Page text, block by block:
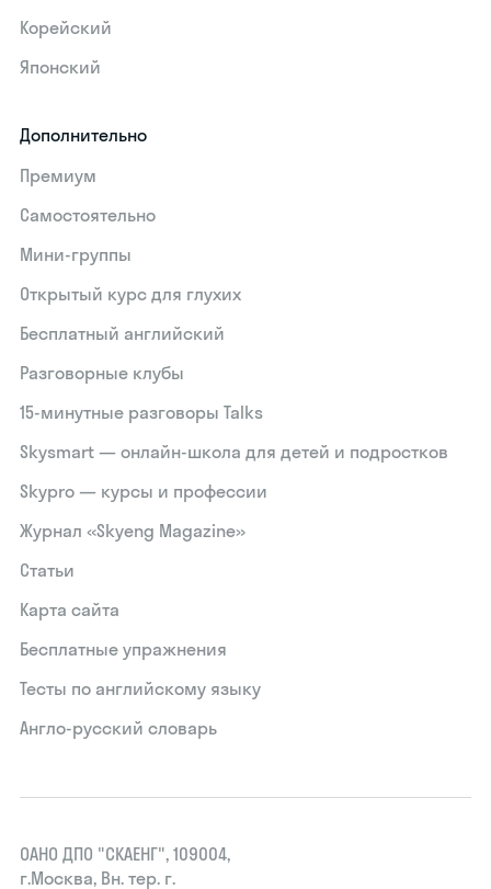
Корейский
Японский
Дополнительно
Премиум
Самостоятельно
Мини-группы
Открытый курс для глухих
Бесплатный английский
Разговорные клубы
15‑минутные разговоры Talks
Skysmart — онлайн-школа для детей и подростков
Skypro — курсы и профессии
Журнал «Skyeng Magazine»
Статьи
Карта сайта
Бесплатные упражнения
Тесты по английскому языку
Англо-русский словарь
ОАНО ДПО "СКАЕНГ", 109004,
г.Москва, Вн. тер. г.